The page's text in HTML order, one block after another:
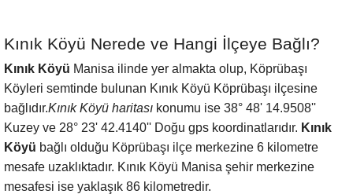
Kınık Köyü Nerede ve Hangi İlçeye Bağlı?
Kınık Köyü Manisa ilinde yer almakta olup, Köprübaşı
Köyleri semtinde bulunan Kınık Köyü Köprübaşı ilçesine
bağlıdır.Kınık Köyü haritası konumu ise 38° 48' 14.9508''
Kuzey ve 28° 23' 42.4140'' Doğu gps koordinatlarıdır. Kınık
Köyü bağlı olduğu Köprübaşı ilçe merkezine 6 kilometre
mesafe uzaklıktadır. Kınık Köyü Manisa şehir merkezine
mesafesi ise yaklaşık 86 kilometredir.